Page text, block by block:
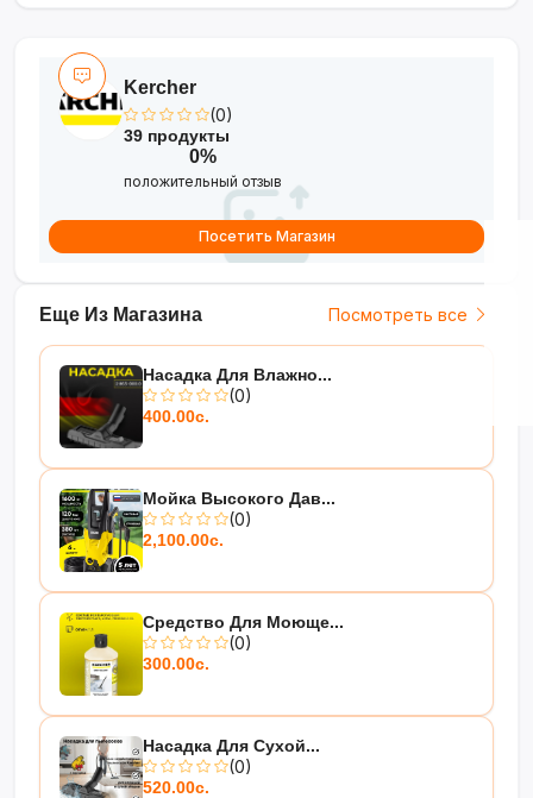
Еще Из Магазина Посмотреть все
Насадка Для Влажно...
(0)
400.00с.
Мойка Высокого Дав...
(0)
2,100.00с.
Средство Для Моюще...
(0)
300.00с.
Насадка Для Сухой...
(0)
520.00с.
Kercher
(0)
39 продукты
0%
положительный отзыв
Посетить Магазин